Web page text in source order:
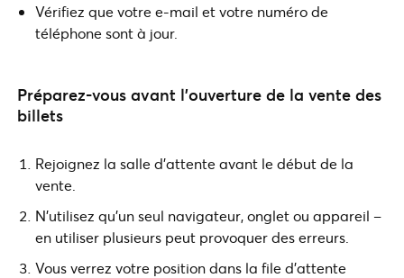
Vérifiez que votre e-mail et votre numéro de
téléphone sont à jour.
Préparez-vous avant l’ouverture de la vente des
billets
Rejoignez la salle d’attente avant le début de la
vente.
N’utilisez qu’un seul navigateur, onglet ou appareil –
en utiliser plusieurs peut provoquer des erreurs.
Vous verrez votre position dans la file d’attente